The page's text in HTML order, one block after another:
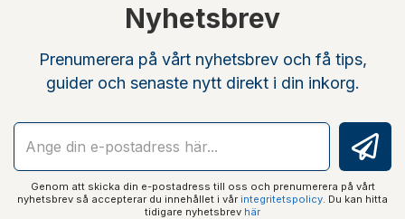
Nyhetsbrev
Prenumerera på vårt nyhetsbrev och få tips,
guider och senaste nytt direkt i din inkorg.
Genom att skicka din e-postadress till oss och prenumerera på vårt
nyhetsbrev så accepterar du innehållet i vår integritetspolicy. Du kan hitta
tidigare nyhetsbrev här